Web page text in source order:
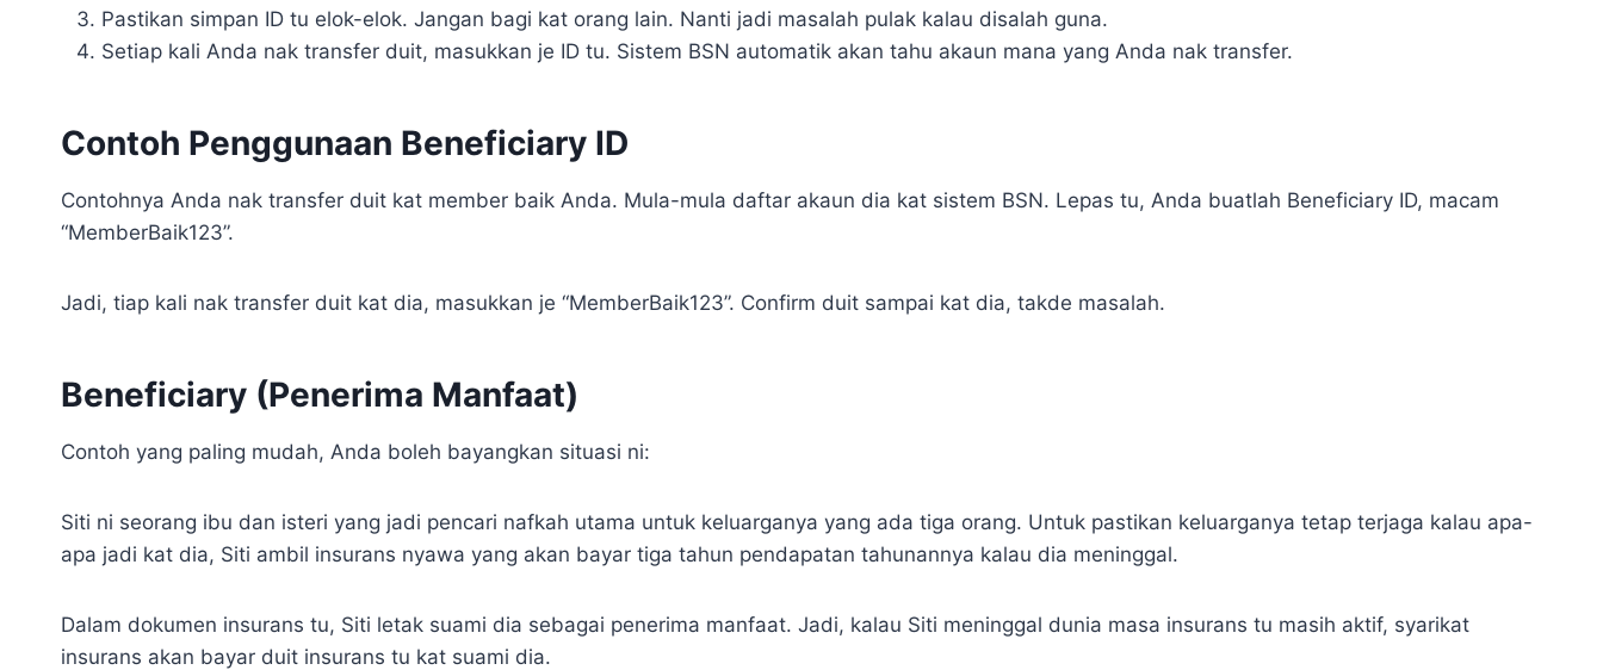
Pastikan simpan ID tu elok-elok. Jangan bagi kat orang lain. Nanti jadi masalah pulak kalau disalah guna.
Setiap kali Anda nak transfer duit, masukkan je ID tu. Sistem BSN automatik akan tahu akaun mana yang Anda nak transfer.
Contoh Penggunaan Beneficiary ID
Contohnya Anda nak transfer duit kat member baik Anda. Mula-mula daftar akaun dia kat sistem BSN. Lepas tu, Anda buatlah Beneficiary ID, macam
“MemberBaik123”.
Jadi, tiap kali nak transfer duit kat dia, masukkan je “MemberBaik123”. Confirm duit sampai kat dia, takde masalah.
Beneficiary (Penerima Manfaat)
Contoh yang paling mudah, Anda boleh bayangkan situasi ni:
Siti ni seorang ibu dan isteri yang jadi pencari nafkah utama untuk keluarganya yang ada tiga orang. Untuk pastikan keluarganya tetap terjaga kalau apa-
apa jadi kat dia, Siti ambil insurans nyawa yang akan bayar tiga tahun pendapatan tahunannya kalau dia meninggal.
Dalam dokumen insurans tu, Siti letak suami dia sebagai penerima manfaat. Jadi, kalau Siti meninggal dunia masa insurans tu masih aktif, syarikat
insurans akan bayar duit insurans tu kat suami dia.